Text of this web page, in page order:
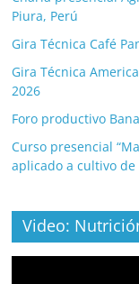
Piura, Perú
Gira Técnica Café
Gira Técnica
2026
Foro productivo
Curso presencial
aplicado a cultivo de
Video: